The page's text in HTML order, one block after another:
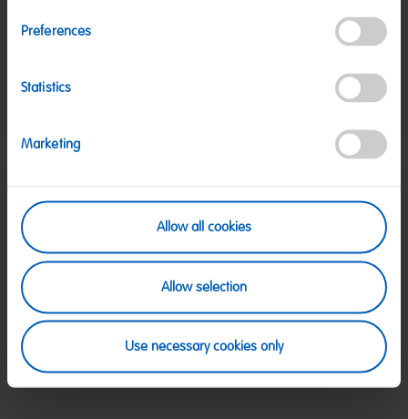
Preferences
Statistics
Marketing
Allow all cookies
Allow selection
Use necessary cookies only
Eiweiß:
SICHERE ZAHLUNG
Rechnung, Visa, Mastercard
Ab 39 € innerhalb Deutschlands
Ab 79 € nach Österreich
Wir sind Mo-Fr von 08-18:00 Uhr für dich da.
2641 300 1001oder über unserKontaktformular.